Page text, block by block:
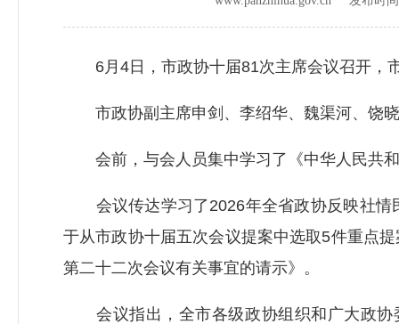
6月4日，市政协十届81次主席会议召开，
市政协副主席申剑、李绍华、魏渠河、饶晓
会前，与会人员集中学习了《中华人民共和
会议传达学习了2026年全省政协反映社情
于从市政协十届五次会议提案中选取5件重点
第二十二次会议有关事宜的请示》。
会议指出，全市各级政协组织和广大政协